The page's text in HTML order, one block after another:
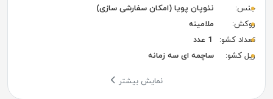
جنس:
نئوپان پویا (امکان سفارشی سازی)
روکش:
ملامینه
تعداد کشو:
1 عدد
ریل کشو:
ساچمه ای سه زمانه
نمایش بیشتر